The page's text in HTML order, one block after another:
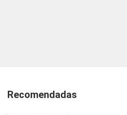
Recomendadas